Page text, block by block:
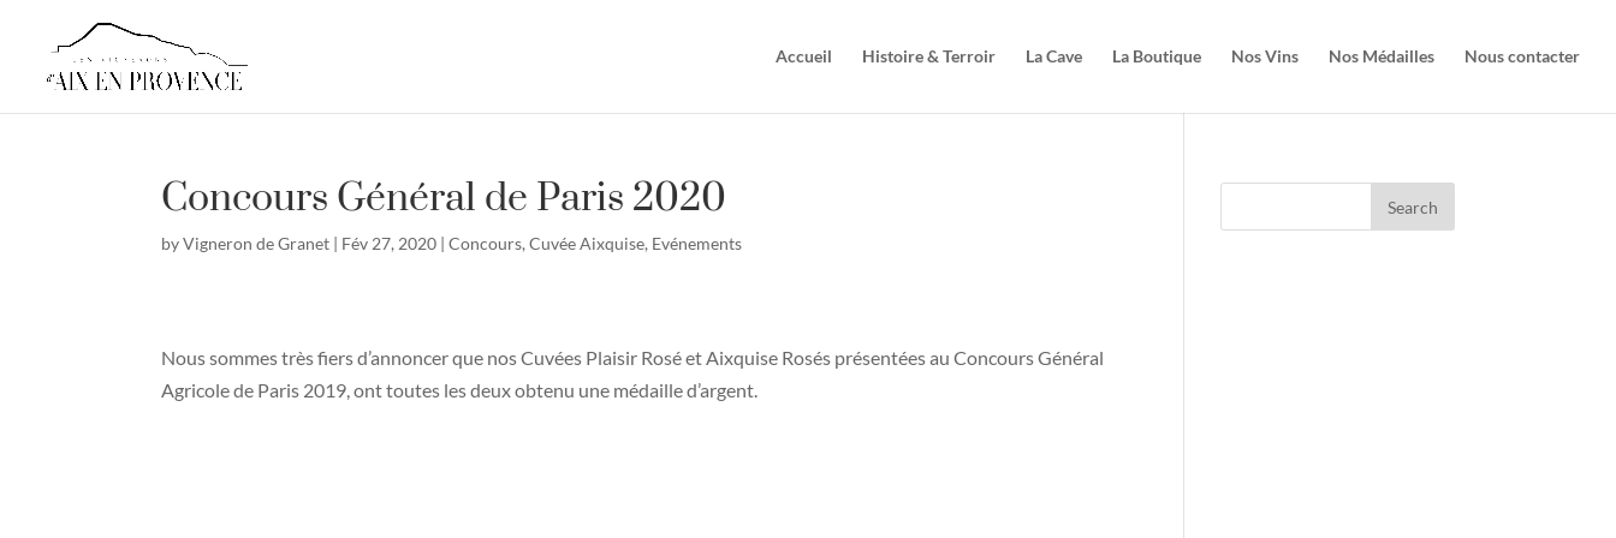
Accueil Histoire & Terroir La Cave La Boutique Nos Vins Nos Médailles Nous contacter
Concours Général de Paris 2020
byVigneron de Granet | Fév 27, 2020 |Concours,Cuvée Aixquise, Evénements
Nous sommes très fiers d’annoncer que nos Cuvées Plaisir Rosé et Aixquise Rosés présentées au Concours Général
Agricole de Paris 2019, ont toutes les deux obtenu une médaille d’argent.